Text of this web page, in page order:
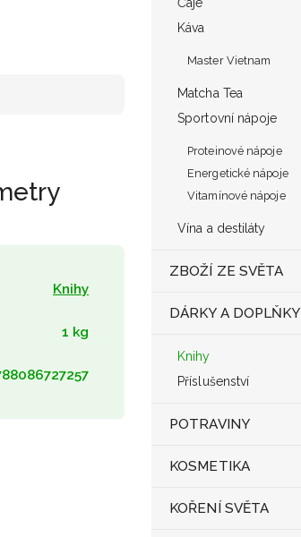
Čaje
Káva
Master Vietnam
Matcha Tea
Sportovní nápoje
Proteinové nápoje
Energetické nápoje
Vitamínové nápoje
Vína a destiláty
ZBOŽÍ ZE SVĚTA
DÁRKY A DOPLŇKY
Knihy
Příslušenství
POTRAVINY
KOSMETIKA
KOŘENÍ SVĚTA
Knihy
1 kg